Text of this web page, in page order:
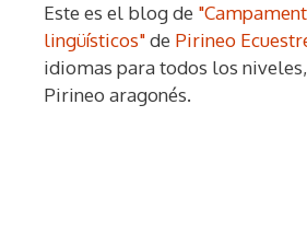
Este es el blog de
lingüísticos"de Pirineo
idiomas para todos los niveles,
Pirineo aragonés.